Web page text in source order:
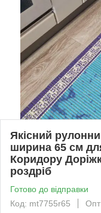
Якісний
ширина 65 см
Коридору
роздріб
Готово до відправки
Код: mt7755r65
Опт